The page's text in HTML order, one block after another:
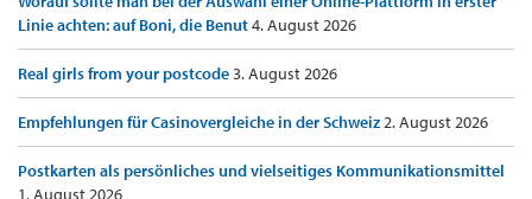
Linie achten: auf Boni, die Benut4. August 2026
Real girls from your postcode3. August 2026
Empfehlungen für Casinovergleiche in der Schweiz2. August 2026
Postkarten als persönliches und vielseitiges Kommunikationsmittel
1. August 2026